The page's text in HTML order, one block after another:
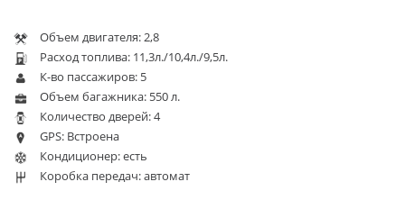
Объем двигателя:2,8
Расход топлива: 11,3л./10,4л./9,5л.
К-во пассажиров: 5
Объем багажника: 550 л.
Количество дверей:4
GPS: Встроена
Кондиционер:есть
Коробка передач:автомат